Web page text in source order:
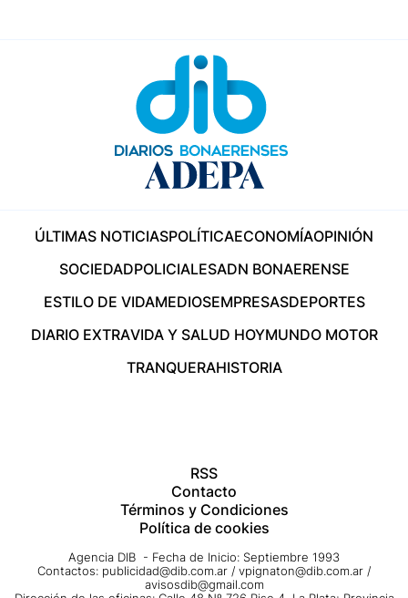
ÚLTIMAS NOTICIASPOLÍTICAECONOMÍAOPINIÓN
SOCIEDADPOLICIALESADN BONAERENSE
ESTILO DE VIDAMEDIOSEMPRESASDEPORTES
DIARIO EXTRAVIDA Y SALUD HOYMUNDO MOTOR
TRANQUERAHISTORIA
RSS
Contacto
Términos y Condiciones
Política de cookies
Agencia DIB - Fecha de Inicio: Septiembre 1993
Contactos: publicidad@dib.com.ar / vpignaton@dib.com.ar /
avisosdib@gmail.com